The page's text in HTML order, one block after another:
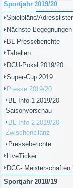
Sportjahr 2019/20
Spielpläne/
Nächste Begegnungen
BL-Presseberichte
Tabellen
DCU-Pokal 2019/20
Super-Cup 2019
Presse 2019/20
BL-Info 1 2019/20 -
Saisonvorschau
BL-Info 2 2019/20 -
Zwischenbilanz
Presseberichte
LiveTicker
DCC- Meisterschaften
Sportjahr 2018/19